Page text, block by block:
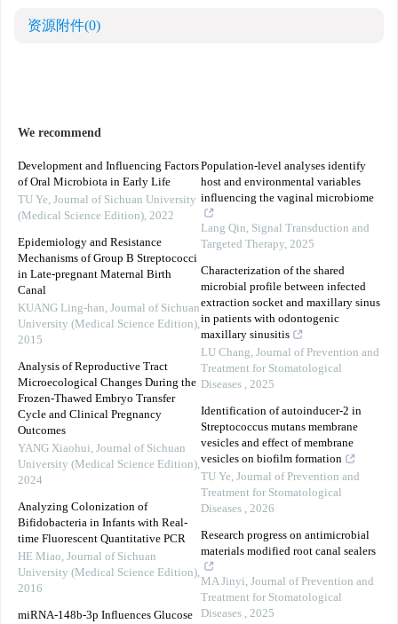
资源附件(0)
We recommend
Development and Influencing Factors
of Oral Microbiota in Early Life
TU Ye, Journal of Sichuan University
(Medical Science Edition), 2022
Epidemiology and Resistance
Mechanisms of Group B Streptococci
in Late-pregnant Maternal Birth
Canal
KUANG Ling-han, Journal of Sichuan
University (Medical Science Edition),
2015
Analysis of Reproductive Tract
Microecological Changes During the
Frozen-Thawed Embryo Transfer
Cycle and Clinical Pregnancy
Outcomes
YANG Xiaohui, Journal of Sichuan
University (Medical Science Edition),
2024
Analyzing Colonization of
Bifidobacteria in Infants with Real-
time Fluorescent Quantitative PCR
HE Miao, Journal of Sichuan
University (Medical Science Edition),
2016
miRNA-148b-3p Influences Glucose
Population-level analyses identify
host and environmental variables
influencing the vaginal microbiome
Lang Qin, Signal Transduction and
Targeted Therapy, 2025
Characterization of the shared
microbial profile between infected
extraction socket and maxillary sinus
in patients with odontogenic
maxillary sinusitis
LU Chang, Journal of Prevention and
Treatment for Stomatological
Diseases , 2025
Identification of autoinducer-2 in
Streptococcus mutans membrane
vesicles and effect of membrane
vesicles on biofilm formation
TU Ye, Journal of Prevention and
Treatment for Stomatological
Diseases , 2026
Research progress on antimicrobial
materials modified root canal sealers
MA Jinyi, Journal of Prevention and
Treatment for Stomatological
Diseases , 2025